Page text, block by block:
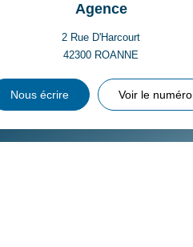
Agence
2 Rue D'Harcourt
42300 ROANNE
Nous écrire Voir le numéro